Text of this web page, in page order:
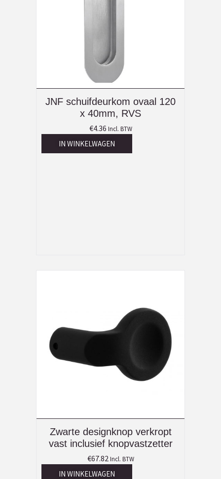
JNF schuifdeurkom ovaal 120
x 40mm, RVS
€4.36 Incl. BTW
IN WINKELWAGEN
Zwarte designknop verkropt
vast inclusief knopvastzetter
€67.82 Incl. BTW
IN WINKELWAGEN